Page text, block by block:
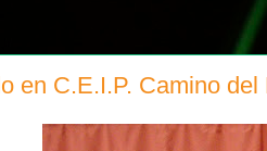
en C.E.I.P. Camino del